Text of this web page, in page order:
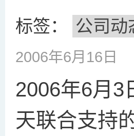
标签： 公司动
2006年6月16日
2006年6月3
天联合支持